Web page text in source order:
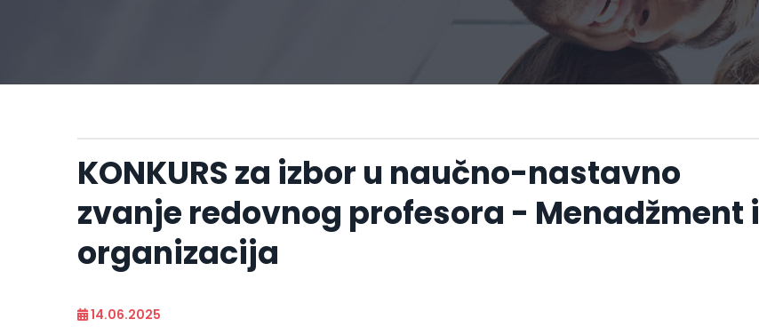
KONKURS za izbor u naučno-nastavno
zvanje redovnog profesora - Menadžment i
organizacija
14.06.2025